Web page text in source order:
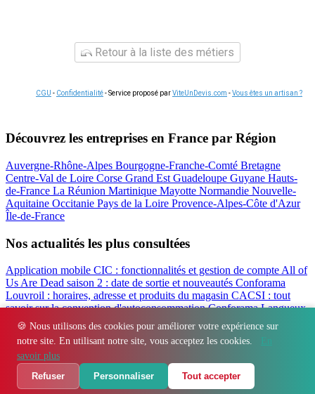
🍪 Nous utilisons des cookies pour améliorer votre expérience sur
notre site. En utilisant notre site, vous acceptez les cookies.
En
savoir plus
Refuser
Personnaliser Tout accepter
Retour à la liste des métiers
CGU - Confidentialité- Service proposé parViteUnDevis.com -Vous êtes un artisan ?
Découvrez les entreprises en France par Région
Auvergne-Rhône-Alpes Bourgogne-Franche-Comté Bretagne
Centre-Val de Loire Corse Grand Est Guadeloupe Guyane Hauts-
de-France La Réunion Martinique Mayotte Normandie Nouvelle-
Aquitaine Occitanie Pays de la Loire Provence-Alpes-Côte d'Azur
Île-de-France
Nos actualités les plus consultées
Application mobile CIC : fonctionnalités et gestion de compte All of
Us Are Dead saison 2 : date de sortie et nouveautés Conforama
Louvroil : horaires, adresse et produits du magasin CACSI : tout
savoir sur la convention d'autoconsommationConforama Langueux
: horaires, adresse et avis du magasinFilbanque : gérer ses comptes
CIC en ligne facilement
Régions - Départements - Villes - Entreprises - Marques Contact
Espace presse
© 2026 Immo Finex. Tous droits réservés.